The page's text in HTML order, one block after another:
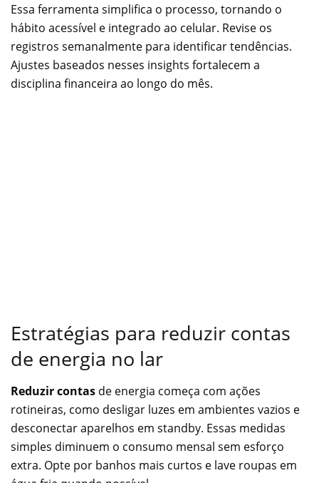
Essa ferramenta simplifica o processo, tornando o
hábito acessível e integrado ao celular. Revise os
registros semanalmente para identificar tendências.
Ajustes baseados nesses insights fortalecem a
disciplina financeira ao longo do mês.
Estratégias para reduzir contas
de energia no lar
Reduzir contas de energia começa com ações
rotineiras, como desligar luzes em ambientes vazios e
desconectar aparelhos em standby. Essas medidas
simples diminuem o consumo mensal sem esforço
extra. Opte por banhos mais curtos e lave roupas em